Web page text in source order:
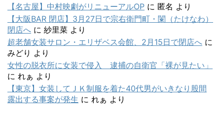
【名古屋】中村映劇がリニューアルOP に 匿名 より
【大阪BAR 閉店】3月27日で宗右衛門町・闌（たけなわ）
閉店へ に 紗里菜 より
超老舗女装サロン・エリザベス会館、2月15日で閉店へ に
みどり より
女性の脱衣所に女装で侵入 逮捕の自衛官「裸が見たい」
に れぁ より
【東京】女装してＪＫ制服を着た40代男がいきなり股間
露出する事案が発生 に れぁ より